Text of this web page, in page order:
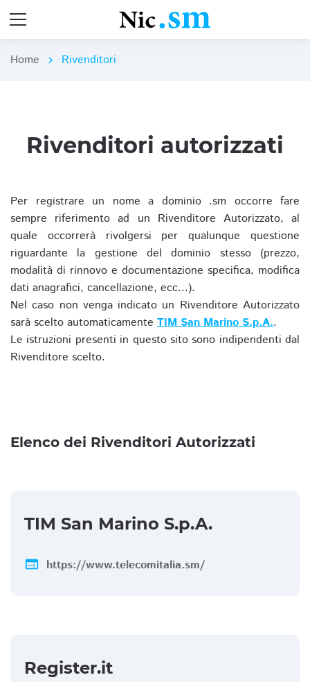
Home chevron_right Rivenditori
Rivenditori autorizzati
Per registrare un nome a dominio .sm occorre fare
sempre riferimento ad un Rivenditore Autorizzato, al
quale occorrerà rivolgersi per qualunque questione
riguardante la gestione del dominio stesso (prezzo,
modalità di rinnovo e documentazione specifica, modifica
dati anagrafici, cancellazione, ecc...).
Nel caso non venga indicato un Rivenditore Autorizzato
sarà scelto automaticamente TIM San Marino S.p.A..
Le istruzioni presenti in questo sito sono indipendenti dal
Rivenditore scelto.
Elenco dei Rivenditori Autorizzati
TIM San Marino S.p.A.
web https://www.telecomitalia.sm/
Register.it